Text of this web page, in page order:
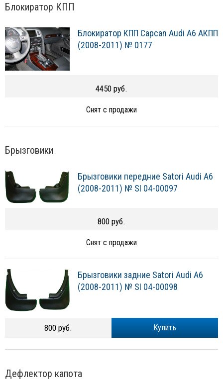
Блокиратор КПП
Блокиратор КПП Capcan Audi A6 АКПП
(2008-2011) № 0177
4450 руб.
Снят с продажи
Брызговики
Брызговики передние Satori Audi A6
(2008-2011) № SI 04-00097
800 руб.
Снят с продажи
Брызговики задние Satori Audi A6
(2008-2011) № SI 04-00098
Купить
800 руб.
Дефлектор капота